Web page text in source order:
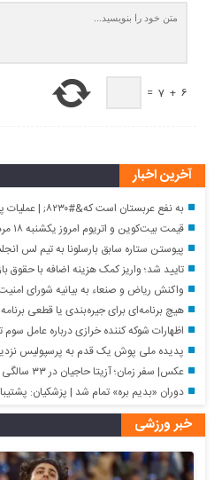
6
+
7
=
آخرین اخبار
به نفع عربستان است که&#۸۲۳۰; | عملیات پیش‌دستانه جواب داد؛ یک واکنش غافلگیرکننده چند وجهی
قیمت بیت‌کوین و اتریوم امروز یکشنبه ۱۸ مرداد ۱۴۰۵
پیوستن ستاره سابق بارسلونا به تیم لس
تایید شد؛ واریز کمک هزینه اضافه با حقوق
واکنش ریاض و صنعاء به بیانیه شورای
هیچ برنامه‌ای برای جیره‌بندی یا قطعی
اظهارات شوکه کننده خرازی درباره عامل سوم
پدیده ملی پوش یک قدم به پرسپولیس
عکس| سفر زمان؛ آزیتا حاجیان در ۳۳ سالگی در «سفر جادویی»
دوران «بدیم بره» تمام شد | پزشکیان: پشتیبانی
خبر ورزشی